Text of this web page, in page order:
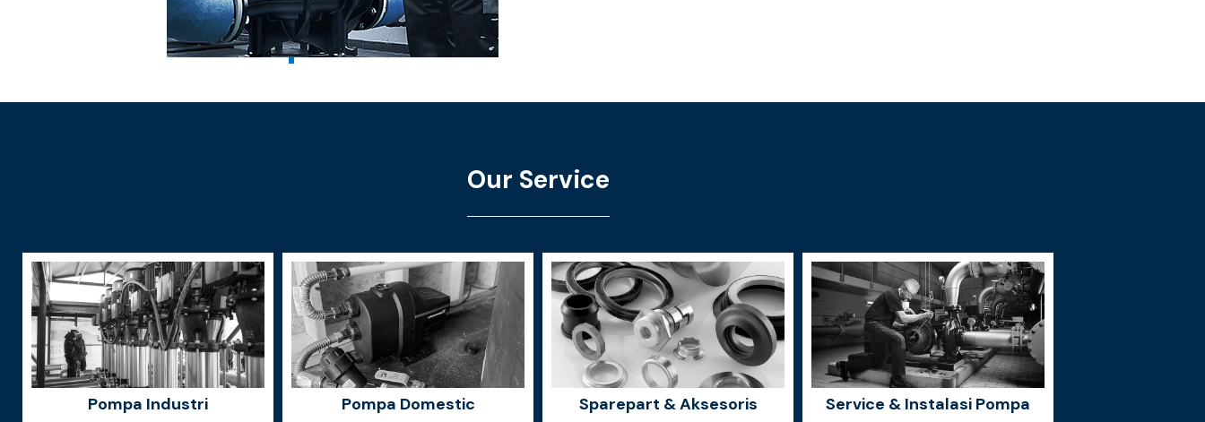
Our Service
Pompa Industri Pompa Domestic Sparepart & Aksesoris Service & Instalasi Pompa